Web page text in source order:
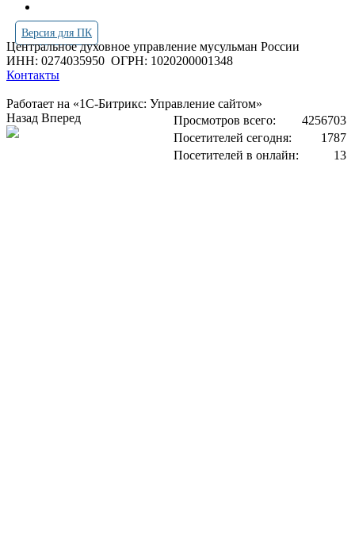
Версия для ПК
Центральное духовное управление мусульман России
ИНН: 0274035950 ОГРН: 1020200001348
Контакты
Работает на «1С-Битрикс: Управление сайтом»
Просмотров всего:
4256703
Посетителей сегодня:
1787
Посетителей в онлайн:
13
Назад Вперед